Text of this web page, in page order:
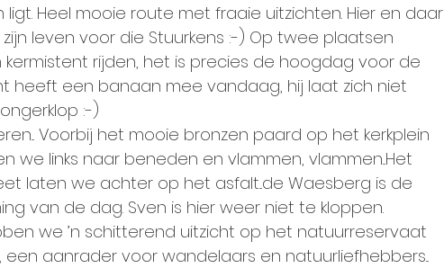
Heel mooie route met fraaie uitzichten. Hier en daar
leven voor die Stuurkens :-) Op twee plaatsen
rijden, het is precies de hoogdag voor de
heeft een banaan mee vandaag, hij laat zich niet
:-)
Voorbij het mooie bronzen paard op het kerkplein
we links naar beneden en vlammen, vlammen...Het
laten we achter op het asfalt...de Waesberg is de
van de dag. Sven is hier weer niet te kloppen.
we ’n schitterend uitzicht op het natuurreservaat
een aanrader voor wandelaars en natuurliefhebbers...